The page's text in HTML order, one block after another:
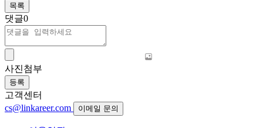
목록
댓글0
사진첨부
등록
고객센터
cs@linkareer.com
이메일 문의